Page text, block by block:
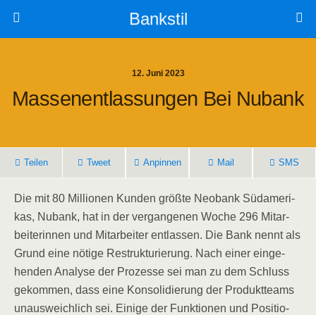
Bankstil
12. Juni 2023
Mas­sen­ent­las­sun­gen Bei Nubank
Tei­len Tweet Anpin­nen Mail SMS
Die mit 80 Mil­lio­nen Kun­den größ­te Neo­bank Süd­ame­ri­
kas, Nubank, hat in der ver­gan­ge­nen Woche 296 Mit­ar­
bei­te­rin­nen und Mit­ar­bei­ter ent­las­sen. Die Bank nennt als
Grund eine nöti­ge Restruk­tu­rie­rung. Nach einer ein­ge­
hen­den Ana­ly­se der Pro­zes­se sei man zu dem Schluss
gekom­men, dass eine Kon­so­li­die­rung der Pro­dukt­teams
unaus­weich­lich sei. Eini­ge der Funk­tio­nen und Posi­tio­